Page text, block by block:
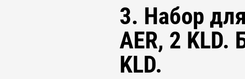
3. Набор
AER, 2 KLD.
KLD.